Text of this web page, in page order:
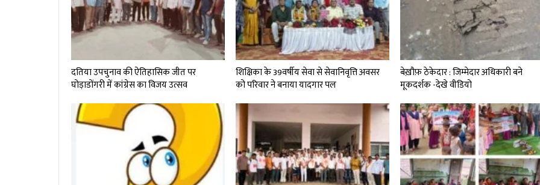
दतिया उपचुनाव की ऐतिहासिक जीत पर
घोड़ाडोंगरी में कांग्रेस का विजय उत्सव
शिक्षिका के 39वर्षीय सेवा से सेवानिवृत्ति अवसर
को परिवार ने बनाया यादगार पल
बेख़ौफ़ ठेकेदार : जिम्मेदार अधिकारी बने
मूकदर्शक -देखे वीडियो